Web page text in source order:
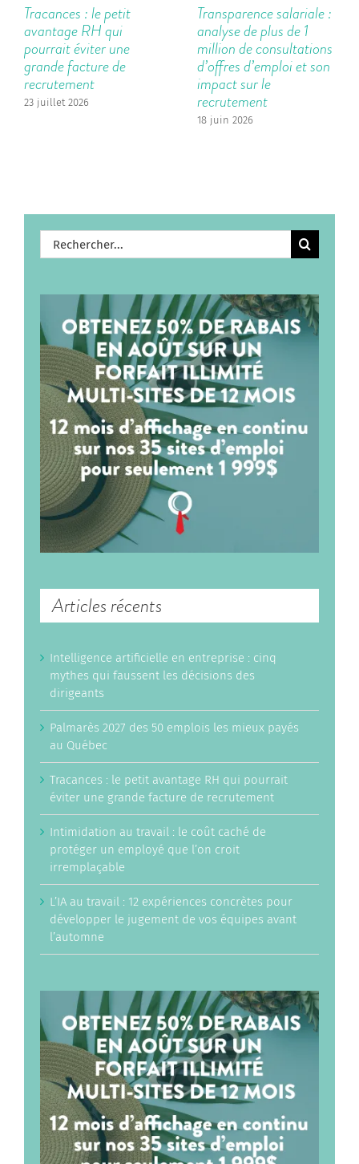
Tracances : le petit
avantage RH qui
pourrait éviter une
grande facture de
recrutement
23 juillet 2026
Transparence salariale :
analyse de plus de 1
million de consultations
d’offres d’emploi et son
impact sur le
recrutement
18 juin 2026
Rechercher:
Articles récents
Intelligence artificielle en entreprise : cinq
mythes qui faussent les décisions des
dirigeants
Palmarès 2027 des 50 emplois les mieux payés
au Québec
Tracances : le petit avantage RH qui pourrait
éviter une grande facture de recrutement
Intimidation au travail : le coût caché de
protéger un employé que l’on croit
irremplaçable
L’IA au travail : 12 expériences concrètes pour
développer le jugement de vos équipes avant
l’automne